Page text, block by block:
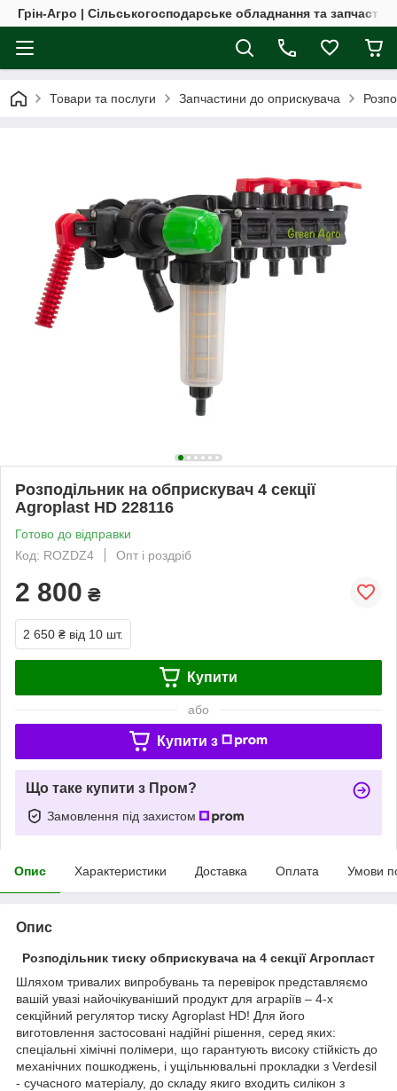
Грін-Агро | Сільськогосподарське обладнання та
Товари та послуги Запчастини до оприскувача
Розподільник на обприскувач 4 секції
Agroplast HD 228116
Готово до відправки
Код: ROZDZ4
Опт і роздріб
2 800 ₴
2 650 ₴ від 10 шт.
Купити
або
Купити з
Що таке купити з Пром?
Замовлення під захистом
Опис Характеристики Доставка Оплата Умови
Опис
Розподільник тиску обприскувача на 4 секції Агропласт
Шляхом тривалих випробувань та перевірок представляємо
вашій увазі найочікуваніший продукт для аграріїв – 4-х
секційний регулятор тиску Agroplast HD! Для його
виготовлення застосовані надійні рішення, серед яких:
спеціальні хімічні полімери, що гарантують високу стійкість до
механічних пошкоджень, і ущільнювальні прокладки з Verdesil
- сучасного матеріалу, до складу якиго входить силікон з